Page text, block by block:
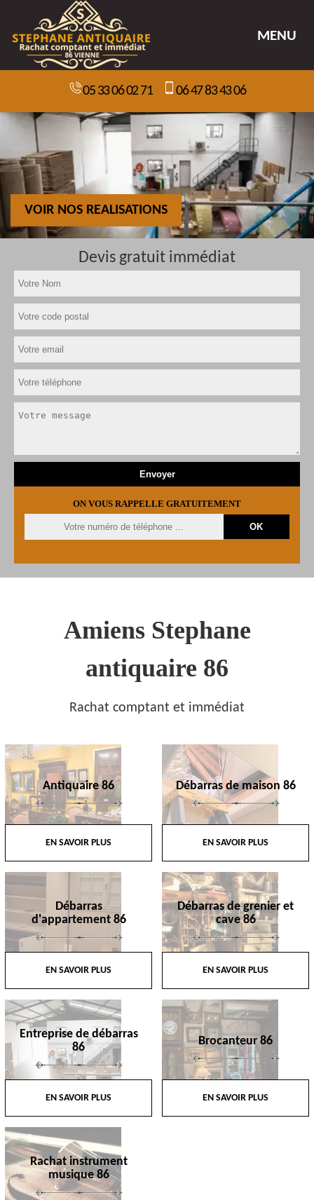
MENU
05 33 06 02 71 06 47 83 43 06
VOIR NOS REALISATIONS
Devis gratuit immédiat
ON VOUS RAPPELLE GRATUITEMENT
Amiens Stephane
antiquaire 86
Rachat comptant et immédiat
Antiquaire 86
EN SAVOIR PLUS
Débarras de maison 86
EN SAVOIR PLUS
Débarras
d'appartement 86
EN SAVOIR PLUS
Débarras de grenier et
cave 86
EN SAVOIR PLUS
Entreprise de débarras
86
EN SAVOIR PLUS
Brocanteur 86
EN SAVOIR PLUS
Rachat instrument
musique 86